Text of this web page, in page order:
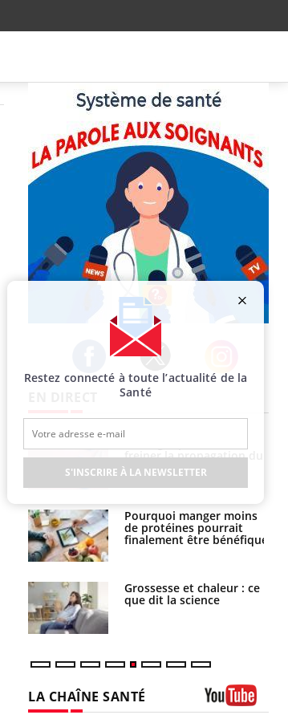
Facebook Twitter Instagram
t- freiner la propagation du
cancer ?
Pourquoi manger moins
de protéines pourrait
finalement être bénéfique
Grossesse et chaleur : ce
que dit la science
Restez connecté à toute l’actualité de la
Santé
S'INSCRIRE À LA NEWSLETTER